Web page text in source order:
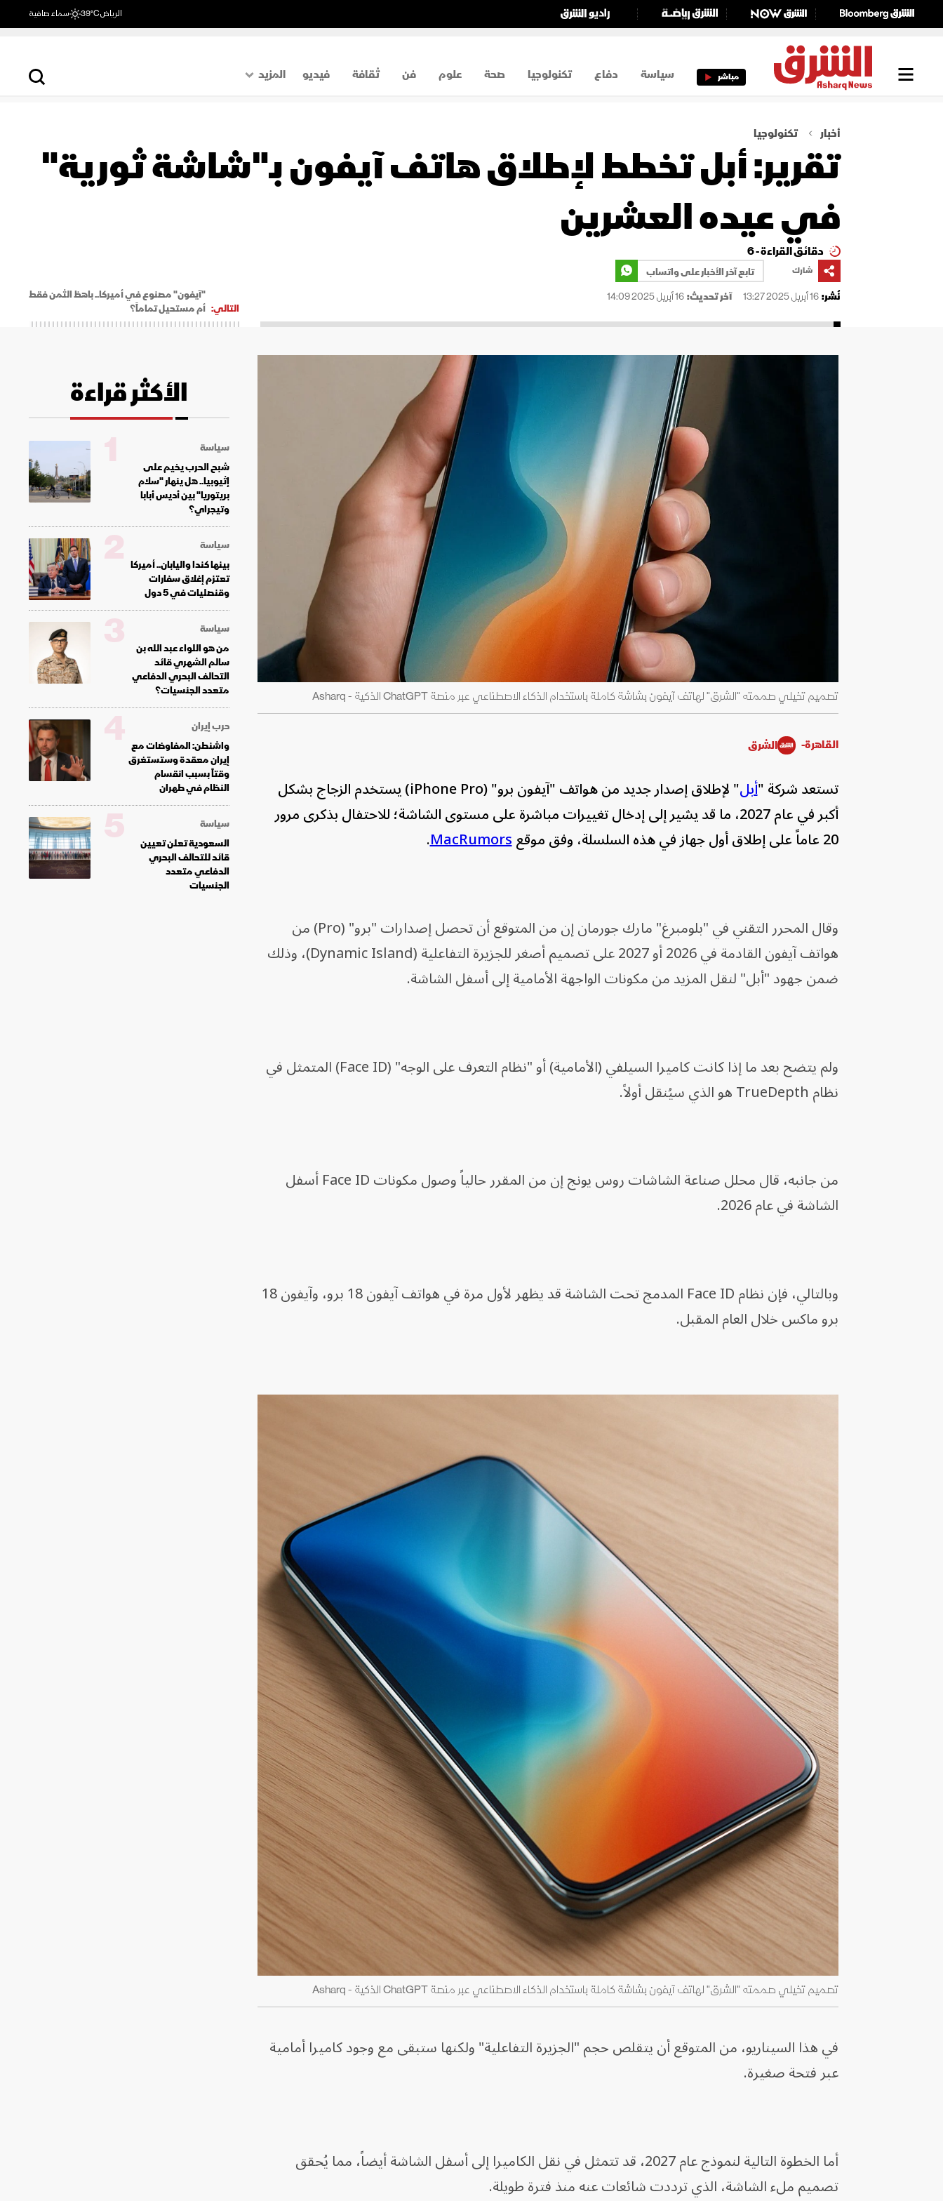
الرياض39°C سماء صافية
مباشر سياسة دفاع تكنولوجيا صحة علوم فن ثقافة فيديو
المزيد
اقتصاد
رياضة
أخبار تكنولوجيا
تقرير: أبل تخطط لإطلاق هاتف آيفون بـ"شاشة ثورية"
في عيده العشرين
دقائق القراءة - 6
شارك
تابع آخر الأخبار على واتساب
نُشر:16 أبريل 2025 13:27 آخر تحديث:16 أبريل 2025 14:09
التالي:
"آيفون" مصنوع في أميركا.. باهظ الثمن فقط
أم مستحيل تماماً؟
تصميم تخيلي صممته "الشرق" لهاتف آيفون بشاشة كاملة باستخدام الذكاء الاصطناعي عبر منصة ChatGPT الذكية - Asharq
القاهرة- الشرق
تستعد شركة "أبل
" لإطلاق إصدار جديد من هواتف "آيفون برو" (iPhone Pro) يستخدم الزجاج بشكل
أكبر في عام 2027، ما قد يشير إلى إدخال تغييرات مباشرة على مستوى الشاشة؛ للاحتفال بذكرى مرور
20 عاماً على إطلاق أول جهاز في هذه السلسلة، وفق موقع
MacRumors
.
وقال المحرر التقني في "بلومبرغ" مارك جورمان إن من المتوقع أن تحصل إصدارات "برو" (Pro) من
هواتف آيفون القادمة في 2026 أو 2027 على تصميم أصغر للجزيرة التفاعلية (Dynamic Island)، وذلك
ضمن جهود "أبل" لنقل المزيد من مكونات الواجهة الأمامية إلى أسفل الشاشة.
ولم يتضح بعد ما إذا كانت كاميرا السيلفي (الأمامية) أو "نظام التعرف على الوجه" (Face ID) المتمثل في
نظام TrueDepth هو الذي سيُنقل أولاً.
من جانبه، قال محلل صناعة الشاشات روس يونج إن من المقرر حالياً وصول مكونات Face ID أسفل
الشاشة في عام 2026.
وبالتالي، فإن نظام Face ID المدمج تحت الشاشة قد يظهر لأول مرة في هواتف آيفون 18 برو، وآيفون 18
برو ماكس خلال العام المقبل.
تصميم تخيلي صممته "الشرق" لهاتف آيفون بشاشة كاملة باستخدام الذكاء الاصطناعي عبر منصة ChatGPT الذكية - Asharq
في هذا السيناريو، من المتوقع أن يتقلص حجم "الجزيرة التفاعلية" ولكنها ستبقى مع وجود كاميرا أمامية
عبر فتحة صغيرة.
أما الخطوة التالية لنموذج عام 2027، قد تتمثل في نقل الكاميرا إلى أسفل الشاشة أيضاً، مما يُحقق
تصميم ملء الشاشة، الذي ترددت شائعات عنه منذ فترة طويلة.
الأكثر قراءة
سياسة
شبح الحرب يخيم على
إثيوبيا.. هل ينهار "سلام
بريتوريا" بين أديس أبابا
وتيجراي؟
1
سياسة
بينها كندا واليابان.. أميركا
تعتزم إغلاق سفارات
وقنصليات في 5 دول
2
سياسة
من هو اللواء عبد الله بن
سالم الشهري قائد
التحالف البحري الدفاعي
متعدد الجنسيات؟
3
حرب إيران
واشنطن: المفاوضات مع
إيران معقدة وستستغرق
وقتاً بسبب انقسام
النظام في طهران
4
سياسة
السعودية تعلن تعيين
قائد للتحالف البحري
الدفاعي متعدد
الجنسيات
5